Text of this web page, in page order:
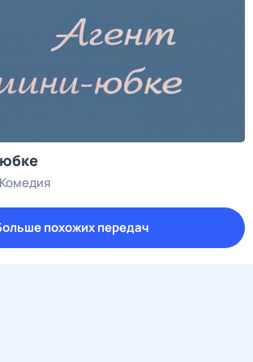
Комедия
похожих передач